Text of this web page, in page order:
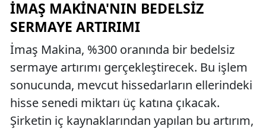
İMAŞ MAKINA'NIN BEDELSIZ
SERMAYE ARTIRIMI
İmaş Makina, %300 oranında bir bedelsiz
sermaye artırımı gerçekleştirecek. Bu işlem
sonucunda, mevcut hissedarların ellerindeki
hisse senedi miktarı üç katına çıkacak.
Şirketin iç kaynaklarından yapılan bu artırım,